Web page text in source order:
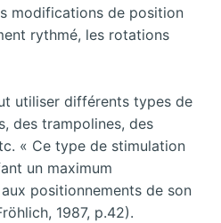
modifications de position
rythmé, les rotations
utiliser différents types de
des trampolines, des
« Ce type de stimulation
un maximum
positionnements de son
1987, p.42).